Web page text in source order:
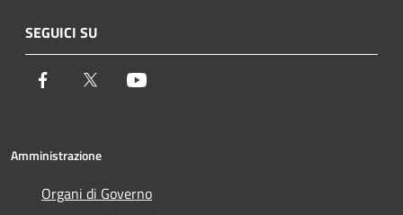
SEGUICI SU
Facebook Twitter
Amministrazione
Organi di Governo